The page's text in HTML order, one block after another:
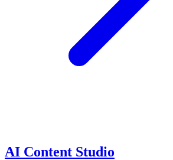
AI Content Studio